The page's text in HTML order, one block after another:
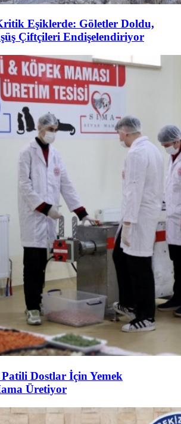
Eşiklerde: Göletler Doldu,
Çiftçileri Endişelendiriyor
Dostlar İçin Yemek
Üretiyor